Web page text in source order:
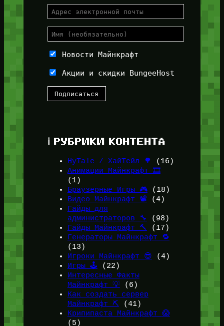
Новости Майнкрафт
Акции и скидки BungeeHost
ℹ️ РУБРИКИ КОНТЕНТА
HyTale / ХайТейл 🌳
(16)
Анимации Майнкрафт 🎞️
(1)
Браузерные Игры 🎮(18)
Видео Майнкрафт 📽️ (4)
Гайды для
администраторов 🔧
(98)
Гайды Майнкрафт 🔨
(17)
Генераторы Майнкрафт 🔁
(13)
Игроки Майнкрафт 😎 (4)
Игры 🕹️ (22)
Интересные Факты
Майнкрафт 💡(6)
Как создать сервер
Майнкрафт ⛏️ (41)
Крипипаста Майнкрафт 😱
(5)